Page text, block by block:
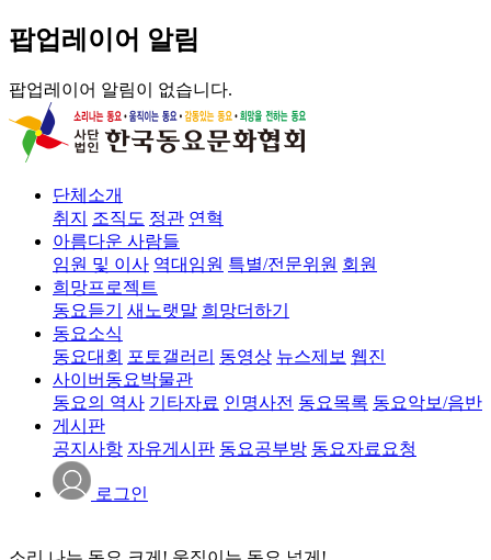
팝업레이어 알림
팝업레이어 알림이 없습니다.
단체소개
취지
조직도 정관 연혁
아름다운 사람들
임원 및 이사 역대임원 특별/전문위원 회원
희망프로젝트
동요듣기
새노랫말 희망더하기
동요소식
동요대회 포토갤러리 동영상 뉴스제보 웹진
사이버동요박물관
동요의 역사 기타자료 인명사전 동요목록 동요악보/음반
게시판
공지사항 자유게시판 동요공부방 동요자료요청
로그인